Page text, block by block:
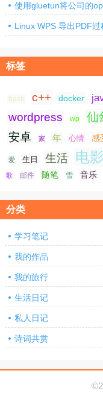
使用gluetun将公司的
Linux WPS 导出PDF
标签
bash c++ docker
wordpress wp 仙
安卓 家 年 心情 感
爱 生日 生活 电影
歌 邮件 随笔 雪 音乐
分类
学习笔记
我的作品
我的旅行
生活日记
私人日记
诗词共赏